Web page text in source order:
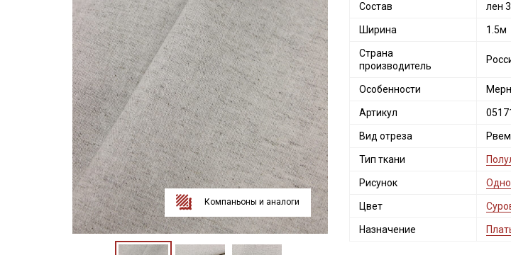
Компаньоны и аналоги
Состав лен
Ширина 1.5м
Страна
производитель
Особенности
Артикул
Вид отреза
Тип ткани
Рисунок
Цвет
Назначение